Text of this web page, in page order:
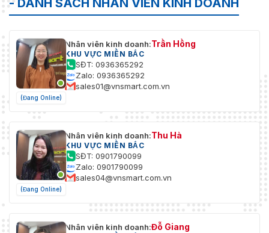
- DANH SÁCH NHÂN VIÊN KINH DOANH
(Đang Online)
Nhân viên kinh doanh:Trần Hồng
KHU VỰC MIỀN BẮC
SĐT: 0936365292
Zalo: 0936365292
sales01@vnsmart.com.vn
(Đang Online)
Nhân viên kinh doanh:Thu Hà
KHU VỰC MIỀN BẮC
SĐT: 0901790099
Zalo: 0901790099
sales04@vnsmart.com.vn
Nhân viên kinh doanh:Đỗ Giang